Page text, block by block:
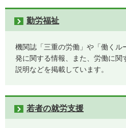
勤労福祉
機関誌「三重の労働」や「働くル
発に関する情報、また、労働に関
説明などを掲載しています。
若者の就労支援